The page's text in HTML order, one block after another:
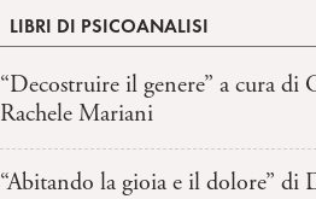
LIBRI DI PSICOANALISI
“Decostruire il genere” a cura di
Rachele Mariani
“Abitando la gioia e il dolore” di